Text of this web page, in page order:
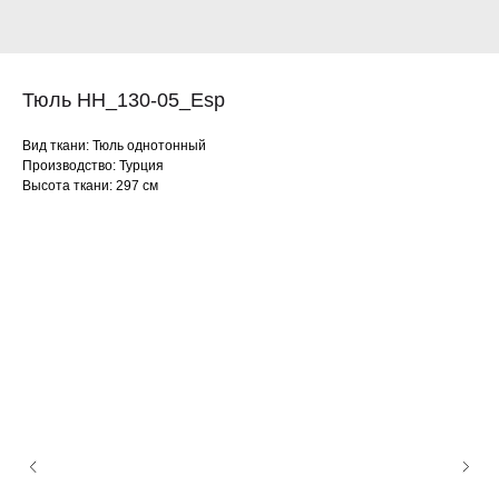
Тюль HH_130-05_Esp
Вид ткани: Тюль однотонный
Производство: Турция
Высота ткани: 297 см